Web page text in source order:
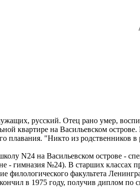
русский. Отец рано умер,
квартире на Васильевском
плавания. "Никто из родственников в
N24 на Васильевском острове -
- гимназия №24). В старших классах
филологического факультета
в 1975 году, получив диплом по